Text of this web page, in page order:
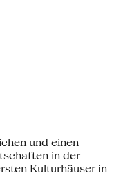
und einen
in der
Kulturhäuser in